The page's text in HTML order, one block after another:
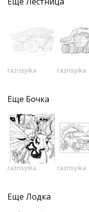
razrisyika razrisyika
Еще Бочка
razrisyika razrisyika
Еще Лодка